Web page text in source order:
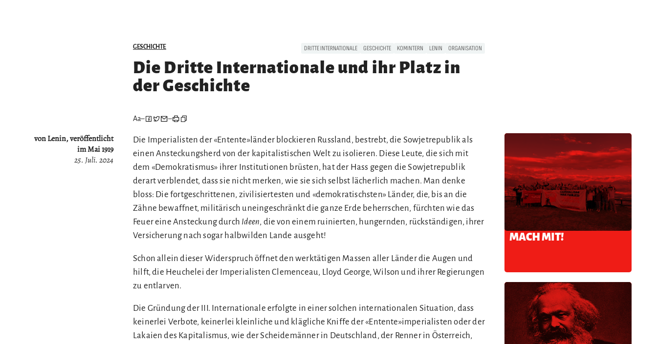
GESCHICHTE DRITTE INTERNATIONALE GESCHICHTE KOMINTERN LENIN ORGANISATION
Die Dritte Internationale und ihr Platz in
der Geschichte
Aa– –
von Lenin, veröffentlicht
im Mai 1919
25. Juli. 2024
Die Imperialisten der «Entente»länder blockieren Russland, bestrebt, die Sowjetrepublik als
einen Ansteckungsherd von der kapitalistischen Welt zu isolieren. Diese Leute, die sich mit
dem «Demokratismus» ihrer Institutionen brüsten, hat der Hass gegen die Sowjetrepublik
derart verblendet, dass sie nicht merken, wie sie sich selbst lächerlich machen. Man denke
bloss: Die fortgeschrittenen, zivilisiertesten und «demokratischsten» Länder, die, bis an die
Zähne bewaffnet, militärisch uneingeschränkt die ganze Erde beherrschen, fürchten wie das
Feuer eine Ansteckung durch Ideen, die von einem ruinierten, hungernden, rückständigen, ihrer
Versicherung nach sogar halbwilden Lande ausgeht!
Schon allein dieser Widerspruch öffnet den werktätigen Massen aller Länder die Augen und
hilft, die Heuchelei der Imperialisten Clemenceau, Lloyd George, Wilson und ihrer Regierungen
zu entlarven.
Die Gründung der III. Internationale erfolgte in einer solchen internationalen Situation, dass
keinerlei Verbote, keinerlei kleinliche und klägliche Kniffe der «Entente»imperialisten oder der
Lakaien des Kapitalismus, wie der Scheidemänner in Deutschland, der Renner in Österreich,
MACH MIT!